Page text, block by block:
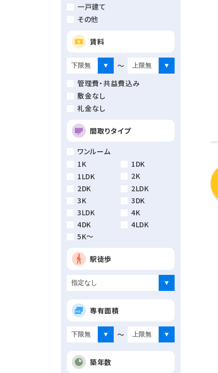
一戸建て
その他
賃料
～
管理費・共益費込み
敷金なし
礼金なし
間取りタイプ
ワンルーム
1K
1DK
1LDK
2K
2DK
2LDK
3K
3DK
3LDK
4K
4DK
4LDK
5K～
駅徒歩
専有面積
～
築年数